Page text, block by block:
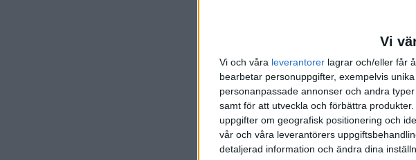
Vi
Vi och våra leverantorer lagrar och/eller får
bearbetar personuppgifter, exempelvis
personanpassade annonser och andra
samt för att utveckla och förbättra produkter.
uppgifter om geografisk positionering och
vår och våra leverantörers
detaljerad information och ändra dina
Y. Couto
(ut.F. Mane)